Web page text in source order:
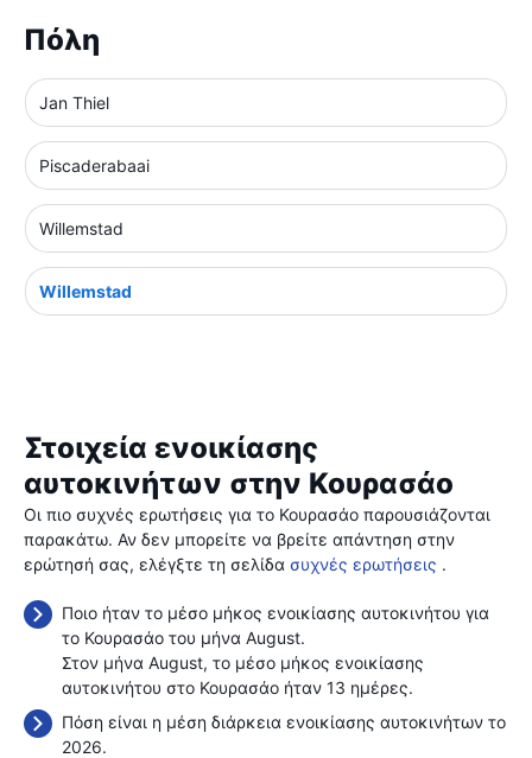
Πόλη
Jan Thiel
Piscaderabaai
Willemstad
Willemstad
Στοιχεία ενοικίασης
αυτοκινήτων στην Κουρασάο
Οι πιο συχνές ερωτήσεις για το Κουρασάο παρουσιάζονται
παρακάτω. Αν δεν μπορείτε να βρείτε απάντηση στην
ερώτησή σας, ελέγξτε τη σελίδα συχνές ερωτήσεις .
Ποιο ήταν το μέσο μήκος ενοικίασης αυτοκινήτου για
το Κουρασάο του μήνα August.
Στον μήνα August, το μέσο μήκος ενοικίασης
αυτοκινήτου στο Κουρασάο ήταν 13 ημέρες.
Πόση είναι η μέση διάρκεια ενοικίασης αυτοκινήτων το
2026.